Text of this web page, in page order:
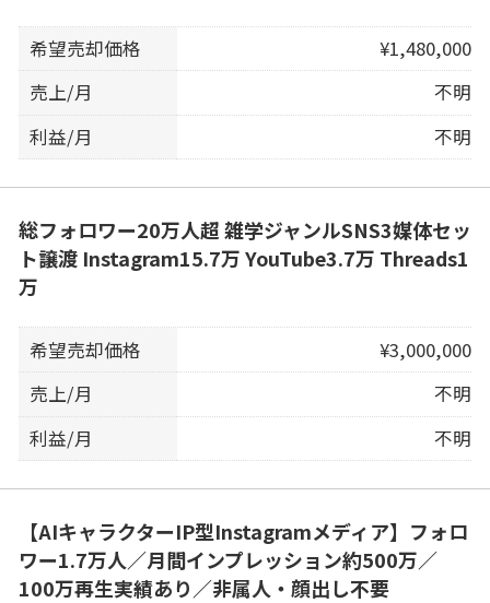
希望売却価格
¥1,480,000
売上/月
不明
利益/月
不明
総フォロワー20万人超 雑学ジャンルSNS3媒体セッ
ト譲渡 Instagram15.7万 YouTube3.7万 Threads1
万
希望売却価格
¥3,000,000
売上/月
不明
利益/月
不明
【AIキャラクターIP型Instagramメディア】フォロ
ワー1.7万人／月間インプレッション約500万／
100万再生実績あり／非属人・顔出し不要